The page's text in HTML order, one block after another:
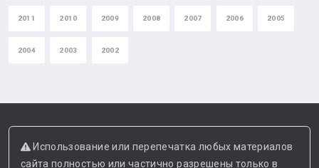
2011 2010 2009 2008 2007 2006 2005
2004 2003 2002
Использование или перепечатка любых материалов
сайта полностью или частично разрешены только в